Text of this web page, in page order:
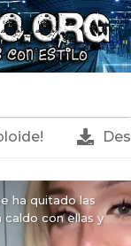
ha quitado las
caldo con ellas y